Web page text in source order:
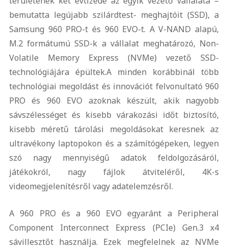
bemutatta legújabb szilárdtest- meghajtóit (SSD), a
Samsung 960 PRO-t és 960 EVO-t. A V-NAND alapú,
M.2 formátumú SSD-k a vállalat meghatározó, Non-
Volatile Memory Express (NVMe) vezető SSD-
technológiájára épültek.A minden korábbinál több
technológiai megoldást és innovációt felvonultató 960
PRO és 960 EVO azoknak készült, akik nagyobb
sávszélességet és kisebb várakozási időt biztosító,
kisebb méretű tárolási megoldásokat keresnek az
ultravékony laptopokon és a számítógépeken, legyen
szó nagy mennyiségű adatok feldolgozásáról,
játékokról, nagy fájlok átviteléről, 4K-s
videomegjelenítésről vagy adatelemzésről.
A 960 PRO és a 960 EVO egyaránt a Peripheral
Component Interconnect Express (PCIe) Gen.3 x4
sávillesztőt használja. Ezek megfelelnek az NVMe